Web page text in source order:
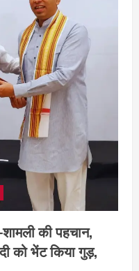
की पहचान,
को भेंट किया गुड़,